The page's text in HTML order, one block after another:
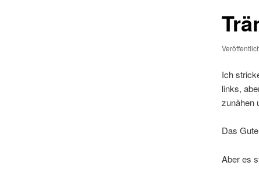
Ich
links,
zunähen
Das
Aber es